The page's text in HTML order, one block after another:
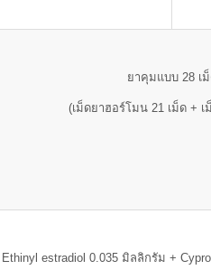
ยาคุมแบบ 28 เ
(เม็ดยาฮอร์โมน 21 เม็ด + เ
Ethinyl estradiol 0.035 มิลลิกรัม +